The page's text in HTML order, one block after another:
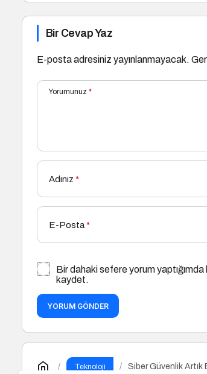
Bir Cevap Yaz
E-posta adresiniz yayınlanmayacak.
Yorumunuz *
Adınız *
E-Posta*
Bir dahaki sefere yorum
kaydet.
YORUM GÖNDER
Teknoloji Siber Güvenlik Artık